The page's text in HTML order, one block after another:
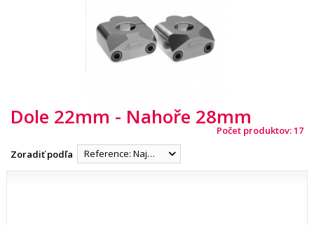
Dole 22mm - Nahoře 28mm
Počet produktov: 17
Zoradiť podľa
Reference: Najnižšia